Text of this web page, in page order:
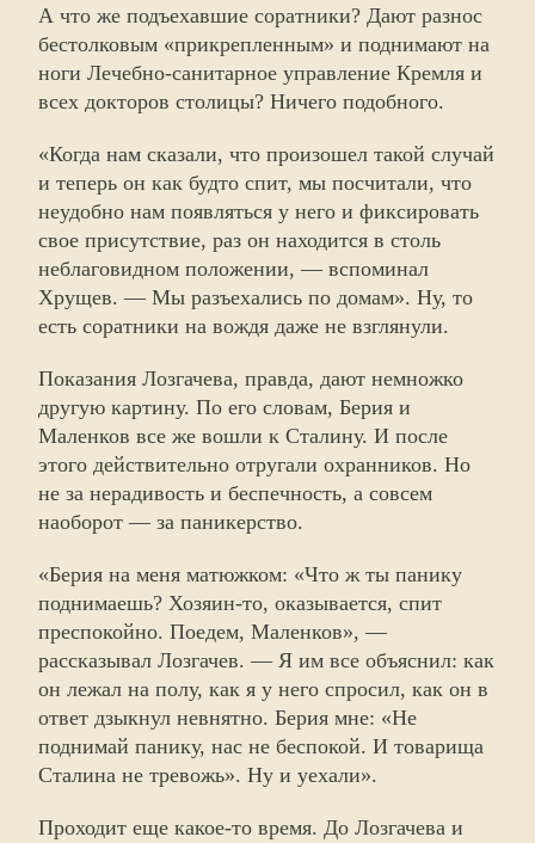
А что же подъехавшие соратники? Дают разнос
бестолковым «прикрепленным» и поднимают на
ноги Лечебно-санитарное управление Кремля и
всех докторов столицы? Ничего подобного.
«Когда нам сказали, что произошел такой случай
и теперь он как будто спит, мы посчитали, что
неудобно нам появляться у него и фиксировать
свое присутствие, раз он находится в столь
неблаговидном положении, — вспоминал
Хрущев. — Мы разъехались по домам». Ну, то
есть соратники на вождя даже не взглянули.
Показания Лозгачева, правда, дают немножко
другую картину. По его словам, Берия и
Маленков все же вошли к Сталину. И после
этого действительно отругали охранников. Но
не за нерадивость и беспечность, а совсем
наоборот — за паникерство.
«Берия на меня матюжком: «Что ж ты панику
поднимаешь? Хозяин-то, оказывается, спит
преспокойно. Поедем, Маленков», —
рассказывал Лозгачев. — Я им все объяснил: как
он лежал на полу, как я у него спросил, как он в
ответ дзыкнул невнятно. Берия мне: «Не
поднимай панику, нас не беспокой. И товарища
Сталина не тревожь». Ну и уехали».
Проходит еще какое-то время. До Лозгачева и